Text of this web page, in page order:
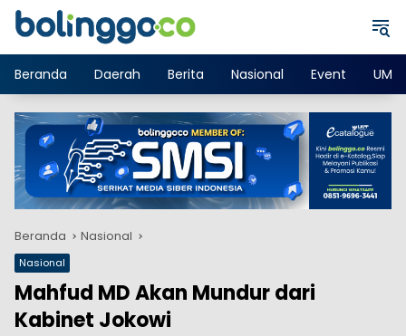
Langsung
Beranda
Daerah Berita Nasional Event
Beranda Nasional
Nasional
Mahfud MD Akan Mundur dari
Kabinet Jokowi